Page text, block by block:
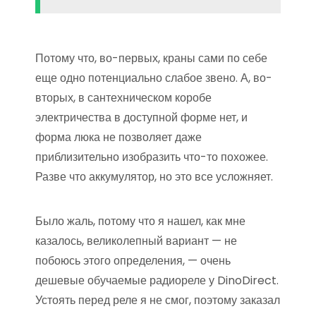
Потому что, во-первых, краны сами по себе
еще одно потенциально слабое звено. А, во-
вторых, в сантехническом коробе
электричества в доступной форме нет, и
форма люка не позволяет даже
приблизительно изобразить что-то похожее.
Разве что аккумулятор, но это все усложняет.
Было жаль, потому что я нашел, как мне
казалось, великолепный вариант — не
побоюсь этого определения, — очень
дешевые обучаемые радиореле у DinoDirect.
Устоять перед реле я не смог, поэтому заказал